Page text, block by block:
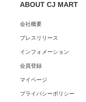
ABOUT CJ MART
会社概要
プレスリリース
インフォメーション
会員登録
マイページ
プライバシーポリシー